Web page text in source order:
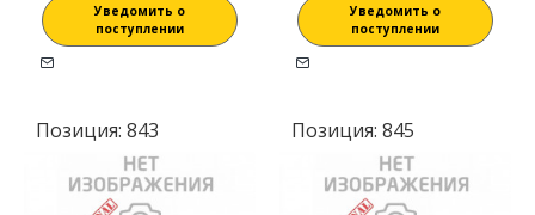
Уведомить о
поступлении
Уведомить о
поступлении
Позиция: 843 Позиция: 845